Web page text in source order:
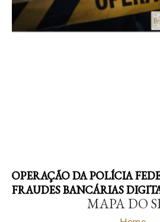
OPERAÇÃO DA POLÍCIA
FRAUDES BANCÁRIAS
MAPA DO